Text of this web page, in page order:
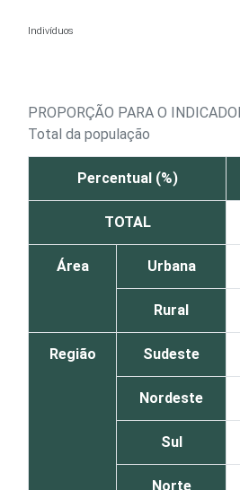
Indivíduos
PROPORÇÃO PARA O
Total da população
Percentual (%)
TOTAL
Área Urbana
Rural
Região Sudeste
Nordeste
Sul
Norte